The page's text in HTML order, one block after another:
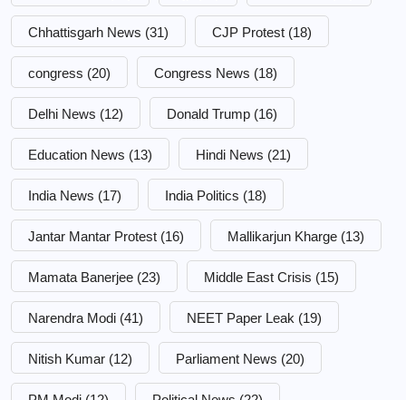
Chhattisgarh News (31) CJP Protest (18)
congress (20) Congress News (18)
Delhi News (12) Donald Trump (16)
Education News (13) Hindi News (21)
India News (17) India Politics (18)
Jantar Mantar Protest (16) Mallikarjun Kharge (13)
Mamata Banerjee (23) Middle East Crisis (15)
Narendra Modi (41) NEET Paper Leak (19)
Nitish Kumar (12) Parliament News (20)